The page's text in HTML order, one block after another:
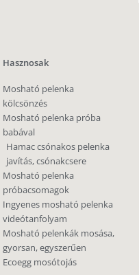
Hasznosak
Mosható pelenka
kölcsönzés
Mosható pelenka próba
babával
Hamac csónakos pelenka
javítás, csónakcsere
Mosható pelenka
próbacsomagok
Ingyenes mosható pelenka
videótanfolyam
Mosható pelenkák mosása,
gyorsan, egyszerűen
Ecoegg mosótojás